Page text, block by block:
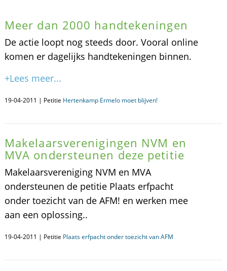
Meer dan 2000 handtekeningen
De actie loopt nog steeds door. Vooral online
komen er dagelijks handtekeningen binnen.
+Lees meer...
19-04-2011 | Petitie Hertenkamp Ermelo moet blijven!
Makelaarsverenigingen NVM en
MVA ondersteunen deze petitie
Makelaarsvereniging NVM en MVA
ondersteunen de petitie Plaats erfpacht
onder toezicht van de AFM! en werken mee
aan een oplossing..
19-04-2011 | Petitie Plaats erfpacht onder toezicht van AFM